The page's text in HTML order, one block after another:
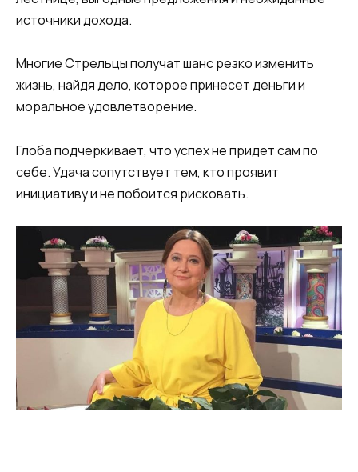
источники дохода.
Многие Стрельцы получат шанс резко изменить
жизнь, найдя дело, которое принесет деньги и
моральное удовлетворение.
Глоба подчеркивает, что успех не придет сам по
себе. Удача сопутствует тем, кто проявит
инициативу и не побоится рисковать.